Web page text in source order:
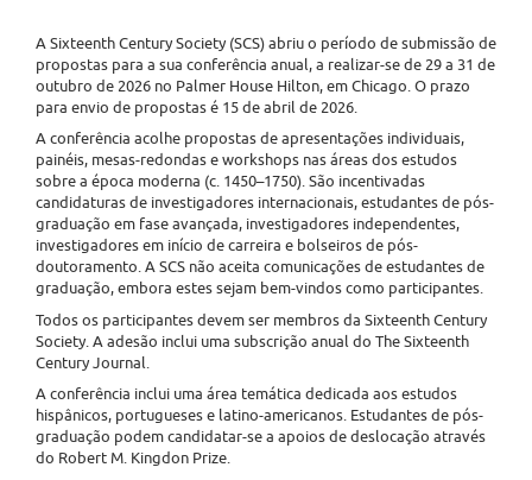
A Sixteenth Century Society (SCS) abriu o período de submissão de
propostas para a sua conferência anual, a realizar-se de 29 a 31 de
outubro de 2026 no Palmer House Hilton, em Chicago. O prazo
para envio de propostas é 15 de abril de 2026.
A conferência acolhe propostas de apresentações individuais,
painéis, mesas-redondas e workshops nas áreas dos estudos
sobre a época moderna (c. 1450–1750). São incentivadas
candidaturas de investigadores internacionais, estudantes de pós-
graduação em fase avançada, investigadores independentes,
investigadores em início de carreira e bolseiros de pós-
doutoramento. A SCS não aceita comunicações de estudantes de
graduação, embora estes sejam bem-vindos como participantes.
Todos os participantes devem ser membros da Sixteenth Century
Society. A adesão inclui uma subscrição anual do The Sixteenth
Century Journal.
A conferência inclui uma área temática dedicada aos estudos
hispânicos, portugueses e latino-americanos. Estudantes de pós-
graduação podem candidatar-se a apoios de deslocação através
do Robert M. Kingdon Prize.